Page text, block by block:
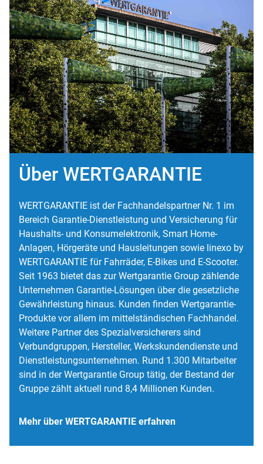
Über WERTGARANTIE
WERTGARANTIE ist der Fachhandelspartner Nr. 1 im
Bereich Garantie-Dienstleistung und Versicherung für
Haushalts- und Konsumelektronik, Smart Home-
Anlagen, Hörgeräte und Hausleitungen sowie linexo by
WERTGARANTIE für Fahrräder, E-Bikes und E-Scooter.
Seit 1963 bietet das zur Wertgarantie Group zählende
Unternehmen Garantie-Lösungen über die gesetzliche
Gewährleistung hinaus. Kunden finden Wertgarantie-
Produkte vor allem im mittelständischen Fachhandel.
Weitere Partner des Spezialversicherers sind
Verbundgruppen, Hersteller, Werkskundendienste und
Dienstleistungsunternehmen. Rund 1.300 Mitarbeiter
sind in der Wertgarantie Group tätig, der Bestand der
Gruppe zählt aktuell rund 8,4 Millionen Kunden.
Mehr über WERTGARANTIE erfahren